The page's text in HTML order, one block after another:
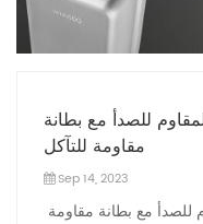
للصدأ مع بطانة
مقاومة للتآكل
Sep 14, 2023